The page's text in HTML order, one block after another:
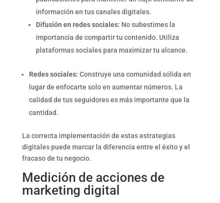
información en tus canales digitales.
Difusión en redes sociales: No subestimes la
importancia de compartir tu contenido. Utiliza
plataformas sociales para maximizar tu alcance.
Redes sociales: Construye una comunidad sólida en
lugar de enfocarte solo en aumentar números. La
calidad de tus seguidores es más importante que la
cantidad.
La correcta implementación de estas estrategias
digitales puede marcar la diferencia entre el éxito y el
fracaso de tu negocio.
Medición de acciones de
marketing digital